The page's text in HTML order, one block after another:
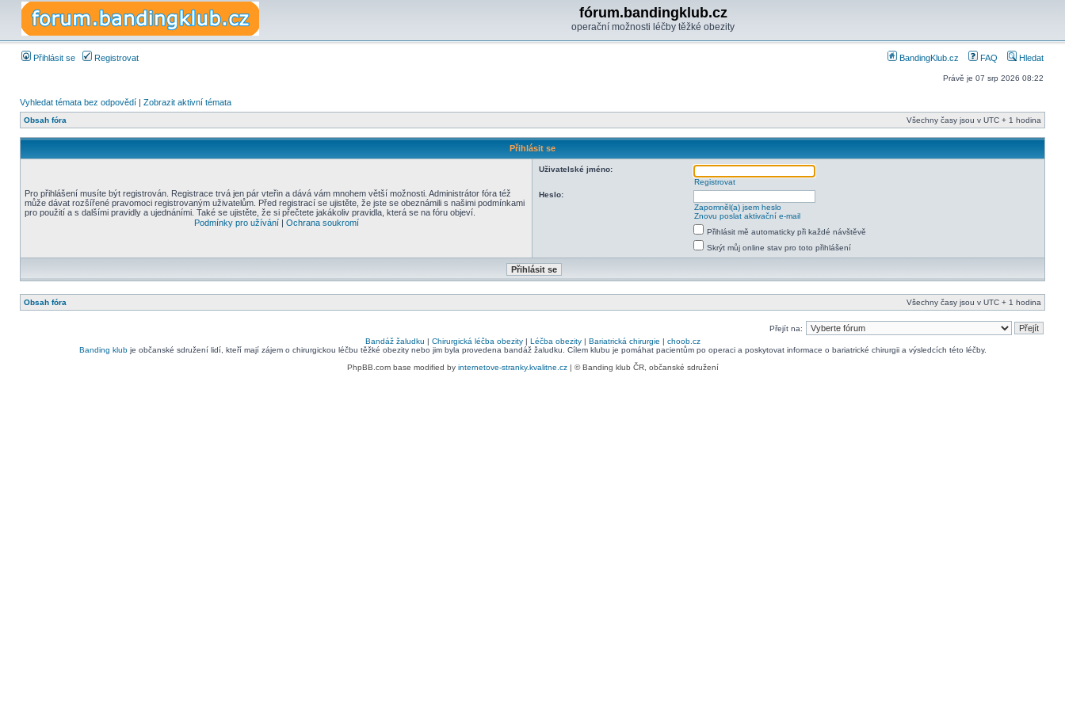
fórum.bandingklub.cz
operační možnosti léčby těžké obezity
Přihlásit se Registrovat BandingKlub.cz FAQ Hledat
Právě je 07 srp 2026 08:22
Vyhledat témata bez odpovědí | Zobrazit aktivní témata
Obsah fóra Všechny časy jsou v UTC + 1 hodina
Přihlásit se
Pro přihlášení musíte být registrován. Registrace trvá jen pár vteřin a dává vám mnohem větší možnosti. Administrátor fóra též
může dávat rozšířené pravomoci registrovaným uživatelům. Před registrací se ujistěte, že jste se obeznámili s našimi podmínkami
pro použití a s dalšími pravidly a ujednáními. Také se ujistěte, že si přečtete jakákoliv pravidla, která se na fóru objeví.
Podmínky pro užívání| Ochrana soukromí
Uživatelské jméno:
Registrovat
Heslo:
Zapomněl(a) jsem heslo
Znovu poslat aktivační e-mail
Přihlásit mě automaticky při každé návštěvě
Skrýt můj online stav pro toto přihlášení
Obsah fóra Všechny časy jsou v UTC + 1 hodina
Přejít na:
Bandáž žaludku | Chirurgická léčba obezity| Léčba obezity| Bariatrická chirurgie | choob.cz
Banding klubje občanské sdružení lidí, kteří mají zájem o chirurgickou léčbu těžké obezity nebo jim byla provedena bandáž žaludku. Cílem klubu je pomáhat pacientům po operaci a poskytovat informace o bariatrické chirurgii a výsledcích této léčby.
PhpBB.com base modified by internetove-stranky.kvalitne.cz| © Banding klub ČR, občanské sdružení